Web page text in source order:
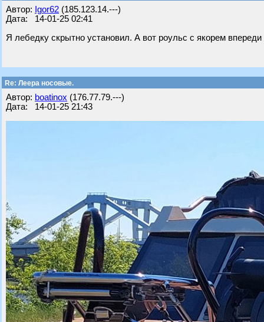
Автор: Igor62 (185.123.14.---)
Дата: 14-01-25 02:41
Я лебедку скрытно установил. А вот роульс с якорем
Re: Леера носовые.
Автор: boatinox (176.77.79.---)
Дата: 14-01-25 21:43